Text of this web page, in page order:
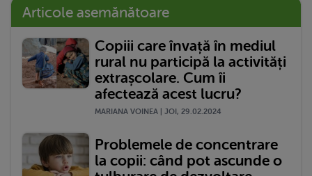
Articole asemănătoare
Copiii care învață în mediul
rural nu participă la activități
extrașcolare. Cum îi
afectează acest lucru?
MARIANA VOINEA | JOI, 29.02.2024
Problemele de concentrare
la copii: când pot ascunde o